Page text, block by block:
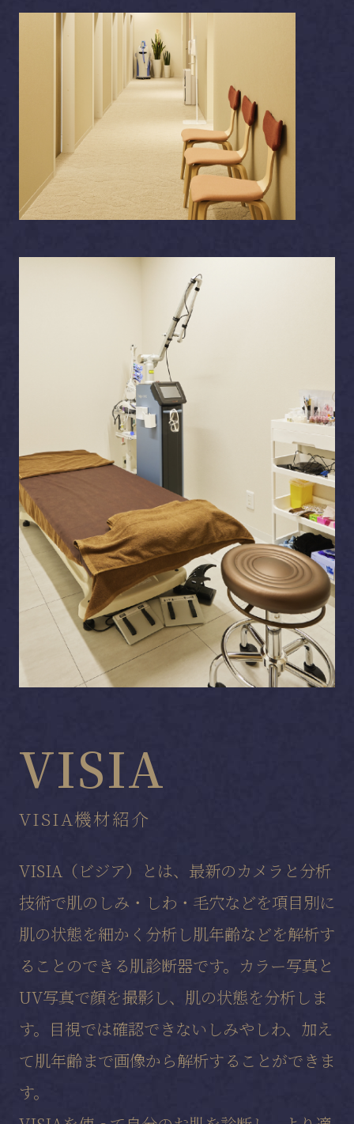
VISIA
VISIA機材紹介
VISIA（ビジア）とは、最新のカメラと分析
技術で肌のしみ・しわ・毛穴などを項目別に
肌の状態を細かく分析し肌年齢などを解析す
ることのできる肌診断器です。カラー写真と
UV写真で顔を撮影し、肌の状態を分析しま
す。目視では確認できないしみやしわ、加え
て肌年齢まで画像から解析することができま
す。